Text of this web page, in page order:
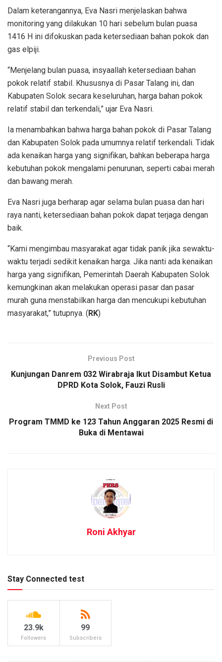
Dalam keterangannya, Eva Nasri menjelaskan bahwa
monitoring yang dilakukan 10 hari sebelum bulan puasa
1416 H ini difokuskan pada ketersediaan bahan pokok dan
gas elpiji.
“Menjelang bulan puasa, insyaallah ketersediaan bahan
pokok relatif stabil. Khususnya di Pasar Talang ini, dan
Kabupaten Solok secara keseluruhan, harga bahan pokok
relatif stabil dan terkendali,” ujar Eva Nasri.
Ia menambahkan bahwa harga bahan pokok di Pasar Talang
dan Kabupaten Solok pada umumnya relatif terkendali. Tidak
ada kenaikan harga yang signifikan, bahkan beberapa harga
kebutuhan pokok mengalami penurunan, seperti cabai merah
dan bawang merah.
Eva Nasri juga berharap agar selama bulan puasa dan hari
raya nanti, ketersediaan bahan pokok dapat terjaga dengan
baik.
“Kami mengimbau masyarakat agar tidak panik jika sewaktu-
waktu terjadi sedikit kenaikan harga. Jika nanti ada kenaikan
harga yang signifikan, Pemerintah Daerah Kabupaten Solok
kemungkinan akan melakukan operasi pasar dan pasar
murah guna menstabilkan harga dan mencukupi kebutuhan
masyarakat,” tutupnya. (RK)
Previous Post
Kunjungan Danrem 032 Wirabraja Ikut Disambut Ketua
DPRD Kota Solok, Fauzi Rusli
Next Post
Program TMMD ke 123 Tahun Anggaran 2025 Resmi di
Buka di Mentawai
Roni Akhyar
Stay Connected test
23.9k
Followers
99
Subscribers